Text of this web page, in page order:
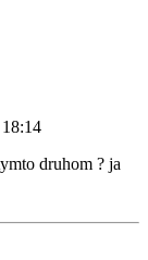
druhom ? ja